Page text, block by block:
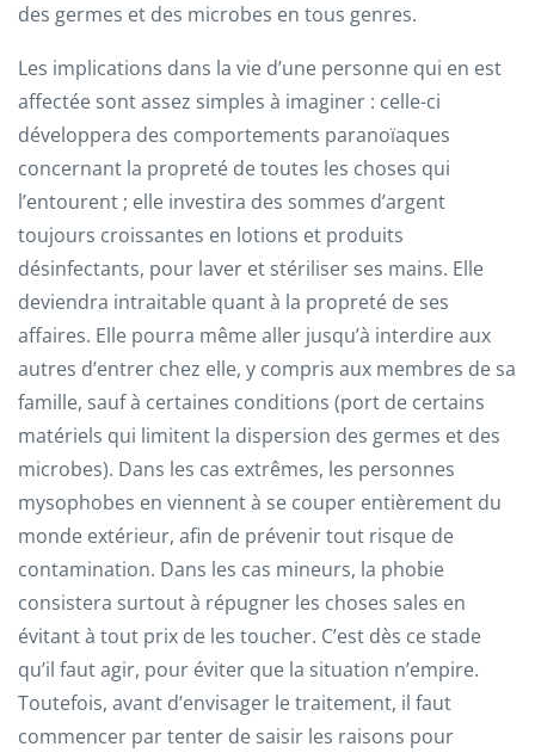
des germes et des microbes en tous genres.
Les implications dans la vie d’une personne qui en est
affectée sont assez simples à imaginer : celle-ci
développera des comportements paranoïaques
concernant la propreté de toutes les choses qui
l’entourent ; elle investira des sommes d’argent
toujours croissantes en lotions et produits
désinfectants, pour laver et stériliser ses mains. Elle
deviendra intraitable quant à la propreté de ses
affaires. Elle pourra même aller jusqu’à interdire aux
autres d’entrer chez elle, y compris aux membres de sa
famille, sauf à certaines conditions (port de certains
matériels qui limitent la dispersion des germes et des
microbes). Dans les cas extrêmes, les personnes
mysophobes en viennent à se couper entièrement du
monde extérieur, afin de prévenir tout risque de
contamination. Dans les cas mineurs, la phobie
consistera surtout à répugner les choses sales en
évitant à tout prix de les toucher. C’est dès ce stade
qu’il faut agir, pour éviter que la situation n’empire.
Toutefois, avant d’envisager le traitement, il faut
commencer par tenter de saisir les raisons pour